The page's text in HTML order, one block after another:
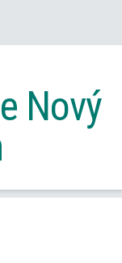
Nový